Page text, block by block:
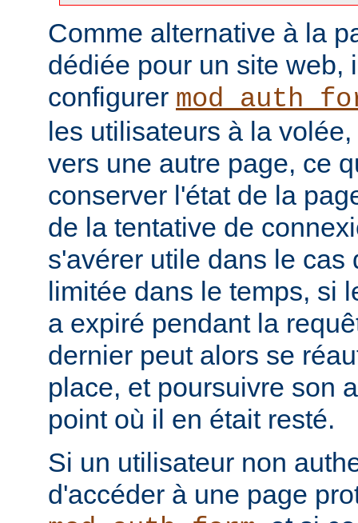
Comme alternative à la
dédiée pour un site web,
configurer
les utilisateurs à la
vers une autre page, ce
conserver l'état de la
de la tentative de
s'avérer utile dans le cas
limitée dans le temps, si
a expiré pendant la
dernier peut alors se
place, et poursuivre son
point où il en était resté.
Si un utilisateur non
d'accéder à une page